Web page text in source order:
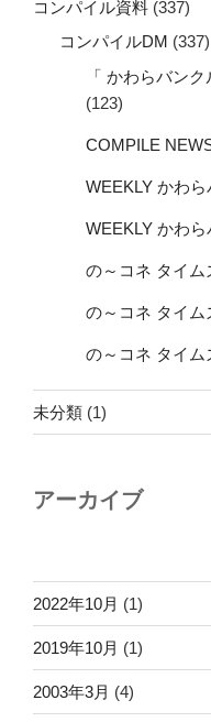
コンパイル資料 (337)
コンパイルDM (337)
「 かわらバン
(123)
COMPILE
WEEKLY かわ
WEEKLY かわ
の～コネ タイム
の～コネ タイム
の～コネ タイム
未分類 (1)
アーカイブ
2022年10月 (1)
2019年10月 (1)
2003年3月 (4)